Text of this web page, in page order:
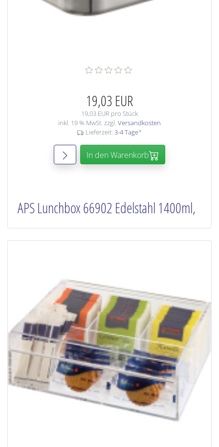
19,03 EUR
19,03 EUR pro Stück
inkl. 19 % MwSt. zzgl. Versandkosten
Lieferzeit: 3-4 Tage*
In den Warenkorb
APS Lunchbox 66902 Edelstahl 1400ml,